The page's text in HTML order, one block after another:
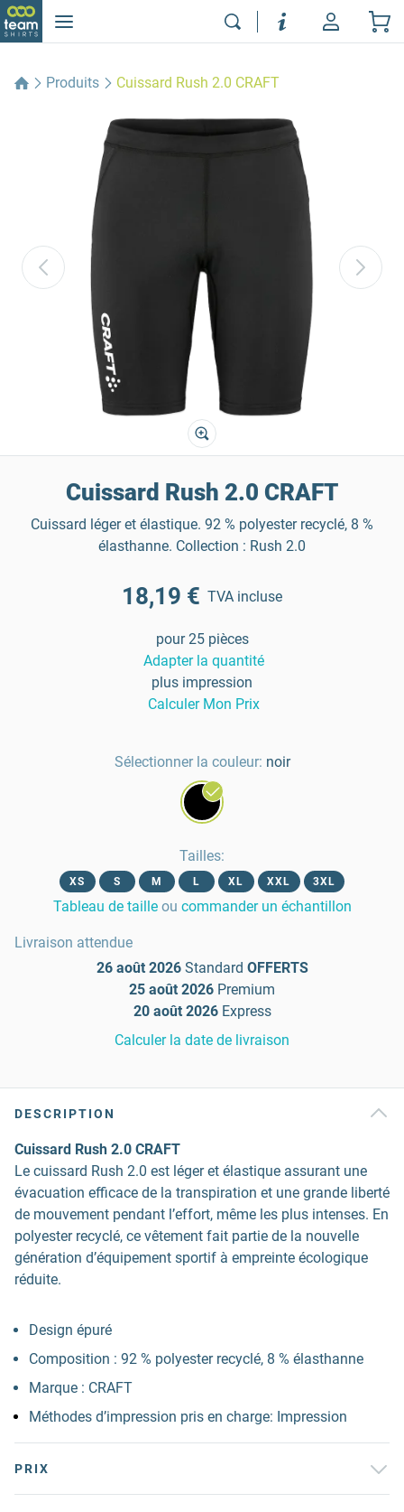
Produits Cuissard Rush 2.0 CRAFT
Cuissard Rush 2.0 CRAFT
Cuissard léger et élastique. 92 % polyester recyclé, 8 %
élasthanne. Collection : Rush 2.0
18,19 € TVA incluse
pour 25 pièces
Adapter la quantité
plus impression
Calculer Mon Prix
Sélectionner la couleur: noir
Tailles:
XS S M L XL XXL 3XL
Tableau de taille ou commander un échantillon
Livraison attendue
26 août 2026 Standard OFFERTS
25 août 2026 Premium
20 août 2026 Express
Calculer la date de livraison
DESCRIPTION
Cuissard Rush 2.0 CRAFT
Le cuissard Rush 2.0 est léger et élastique assurant une
évacuation efficace de la transpiration et une grande liberté
de mouvement pendant l’effort, même les plus intenses. En
polyester recyclé, ce vêtement fait partie de la nouvelle
génération d’équipement sportif à empreinte écologique
réduite.
Design épuré
Composition : 92 % polyester recyclé, 8 % élasthanne
Marque : CRAFT
Méthodes d’impression pris en charge: Impression
PRIX